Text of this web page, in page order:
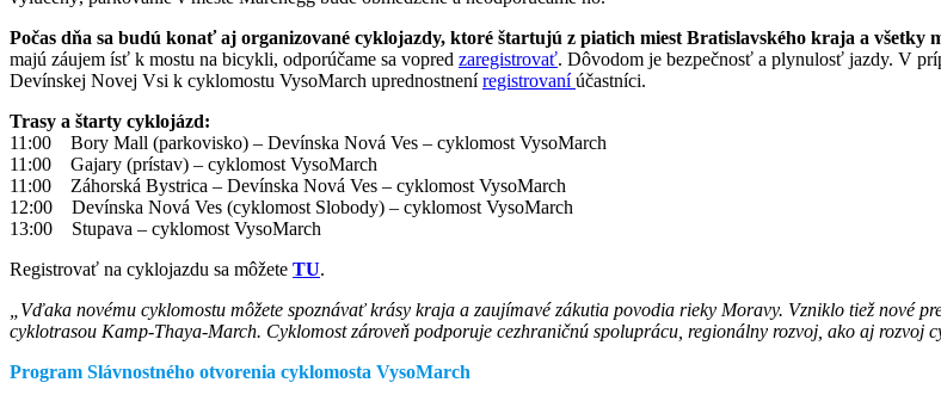
Počas dňa sa budú konať aj organizované cyklojazdy, ktoré štartujú z piatich miest Bratislavského kraja a všetky
majú záujem ísť k mostu na bicykli, odporúčame sa vopred zaregistrovať. Dôvodom je bezpečnosť a plynulosť jazdy. V
Devínskej Novej Vsi k cyklomostu VysoMarch uprednostneníregistrovaníúčastníci.
Trasy a štarty cyklojázd:
11:00 Bory Mall (parkovisko) – Devínska Nová Ves – cyklomost VysoMarch
11:00 Gajary (prístav) – cyklomost VysoMarch
11:00 Záhorská Bystrica – Devínska Nová Ves – cyklomost VysoMarch
12:00 Devínska Nová Ves (cyklomost Slobody) – cyklomost VysoMarch
13:00 Stupava – cyklomost VysoMarch
Registrovať na cyklojazdu sa môžete TU.
„Vďaka novému cyklomostu môžete spoznávať krásy kraja a zaujímavé zákutia povodia rieky Moravy. Vzniklo tiež nové
cyklotrasou Kamp-Thaya-March. Cyklomost zároveň podporuje cezhraničnú spoluprácu, regionálny rozvoj, ako aj rozvoj
Program Slávnostného otvorenia cyklomosta VysoMarch